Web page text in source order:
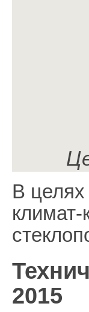
В
2015